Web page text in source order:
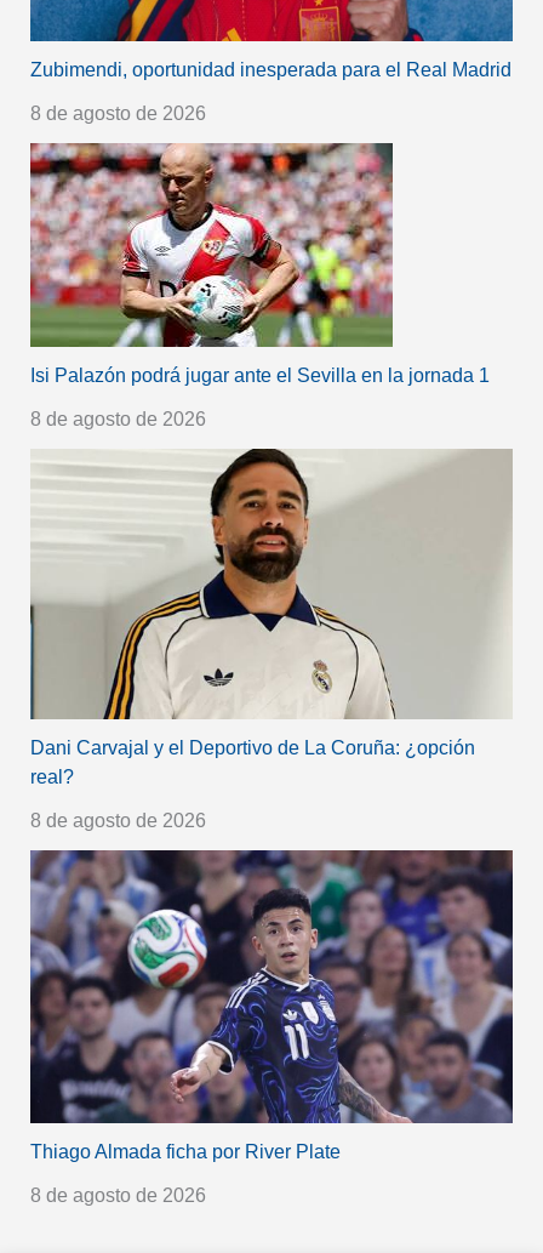
Zubimendi, oportunidad inesperada para el Real Madrid
8 de agosto de 2026
Isi Palazón podrá jugar ante el Sevilla en la jornada 1
8 de agosto de 2026
Dani Carvajal y el Deportivo de La Coruña: ¿opción
real?
8 de agosto de 2026
Thiago Almada ficha por River Plate
8 de agosto de 2026